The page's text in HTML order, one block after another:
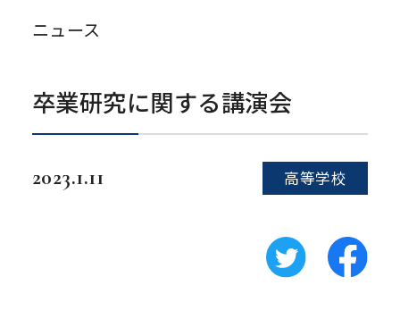
ニュース
卒業研究に関する講演会
2023.1.11 高等学校